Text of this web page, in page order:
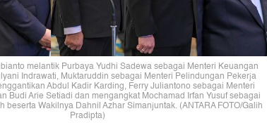
melantik Purbaya Yudhi Sadewa sebagai Menteri Keuangan
Indrawati, Muktaruddin sebagai Menteri Pelindungan Pekerja
Abdul Kadir Karding, Ferry Juliantono sebagai Menteri
Budi Arie Setiadi dan mengangkat Mochamad Irfan Yusuf sebagai
beserta Wakilnya Dahnil Azhar Simanjuntak. (ANTARA FOTO/Galih
Pradipta)